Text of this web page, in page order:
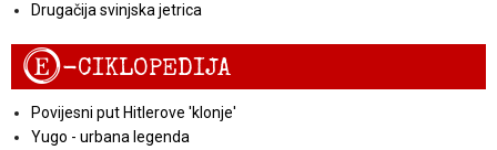
Drugačija svinjska jetrica
E-CIKLOPEDIJA
Povijesni put Hitlerove 'klonje'
Yugo - urbana legenda